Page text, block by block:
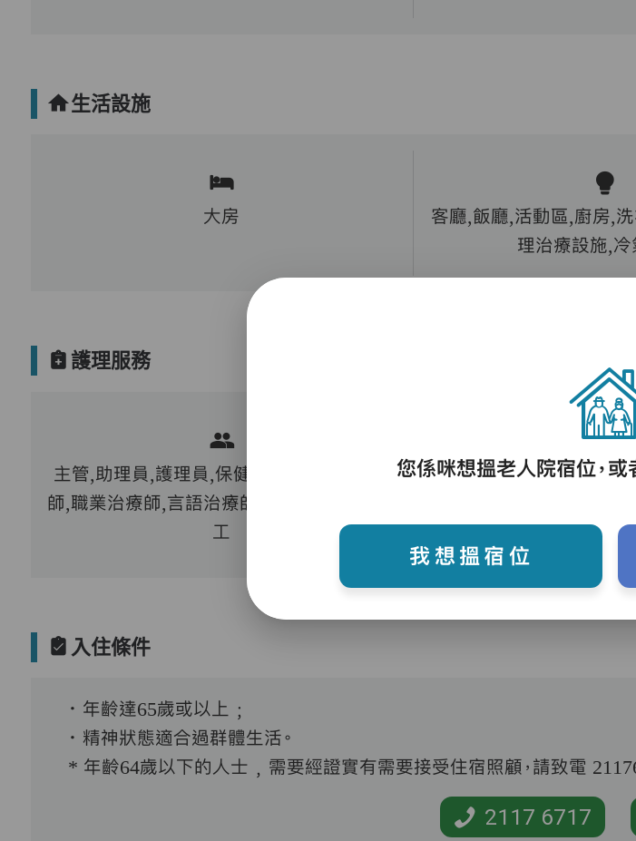
生活設施
大房
客廳,飯廳,活動區,廚房,
理治療設施,冷
護理服務
主管,助理員,護理員,保健員,護士,物理治療
師,職業治療師,言語治療師,到診醫生,註冊社
工
護理評估、執藥、核派藥
入住條件
．年齡達65歲或以上﹔
．精神狀態適合過群體生活。
* 年齡64歲以下的人士﹐需要經證實有需要接受住宿照顧，請致電
2117 6717
您係咪想搵老人院宿位，或
我想搵宿位